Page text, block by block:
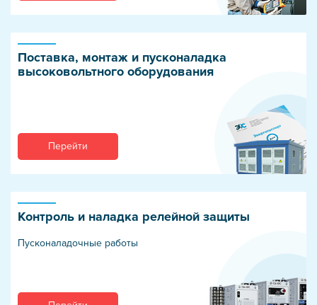
Поставка, монтаж и пусконаладка
высоковольтного оборудования
Перейти
Контроль и наладка релейной защиты
Пусконаладочные работы